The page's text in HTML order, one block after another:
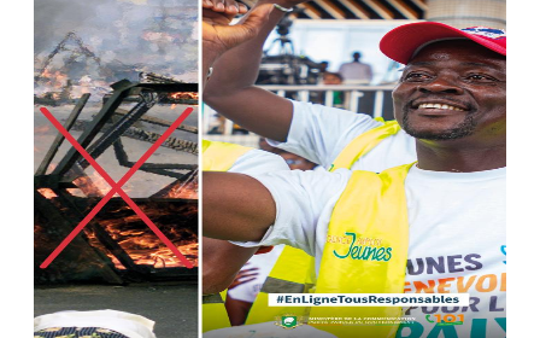
Des bureaux ravagés dans un
incendie survenu à la mairie...
AIP
10 avr. 2026, 09:48
Nommé Médiateur de la
République, Gaoussou Touré prend
officiellement fonction
AIP
13 mars 2026, 10:43
Nécrologie : décès de Guillaume
Houphouët-Boigny, fils du Père
fondateur...